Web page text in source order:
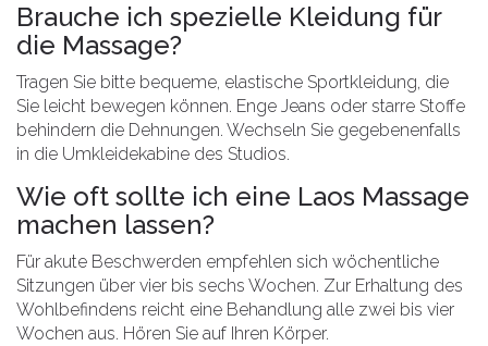
Brauche ich spezielle Kleidung für
die Massage?
Tragen Sie bitte bequeme, elastische Sportkleidung, die
Sie leicht bewegen können. Enge Jeans oder starre Stoffe
behindern die Dehnungen. Wechseln Sie gegebenenfalls
in die Umkleidekabine des Studios.
Wie oft sollte ich eine Laos Massage
machen lassen?
Für akute Beschwerden empfehlen sich wöchentliche
Sitzungen über vier bis sechs Wochen. Zur Erhaltung des
Wohlbefindens reicht eine Behandlung alle zwei bis vier
Wochen aus. Hören Sie auf Ihren Körper.